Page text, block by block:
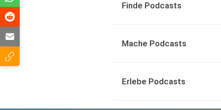
Finde Podcasts
Mache Podcasts
Erlebe Podcasts